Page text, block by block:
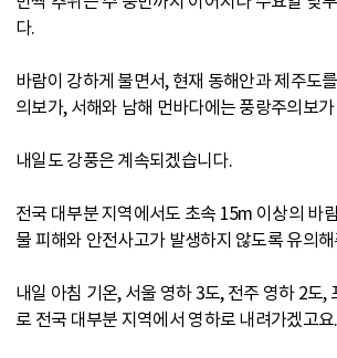
다.
바람이 강하게 불면서, 현재 동해안과 제주도
의보가, 서해와 남해 먼바다에는 풍랑주의보
내일도 강풍은 계속되겠습니다.
전국 대부분 지역에서도 초속 15m 이상의 바
물 피해와 안전사고가 발생하지 않도록 유의
내일 아침 기온, 서울 영하 3도, 전주 영하 2도,
로 전국 대부분 지역에서 영하로 내려가겠고요.